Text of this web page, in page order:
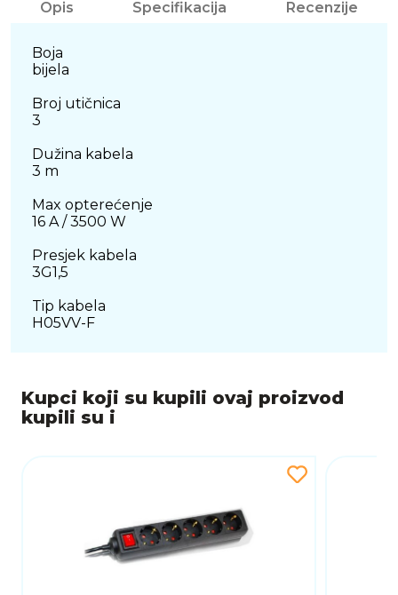
Opis Specifikacija Recenzije
Boja
bijela
Broj utičnica
3
Dužina kabela
3 m
Max opterećenje
16 A / 3500 W
Presjek kabela
3G1,5
Tip kabela
H05VV-F
Kupci koji su kupili ovaj proizvod
kupili su i